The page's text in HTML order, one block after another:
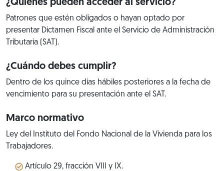
¿Quiénes pueden acceder al servicio?
Patrones que estén obligados o hayan optado por
presentar Dictamen Fiscal ante el Servicio de Administración
Tributaria (SAT).
¿Cuándo debes cumplir?
Dentro de los quince días hábiles posteriores a la fecha de
vencimiento para su presentación ante el SAT.
Marco normativo
Ley del Instituto del Fondo Nacional de la Vivienda para los
Trabajadores.
Artículo 29, fracción VIII y IX.